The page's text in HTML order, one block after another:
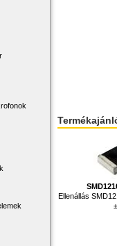
Ellenállás